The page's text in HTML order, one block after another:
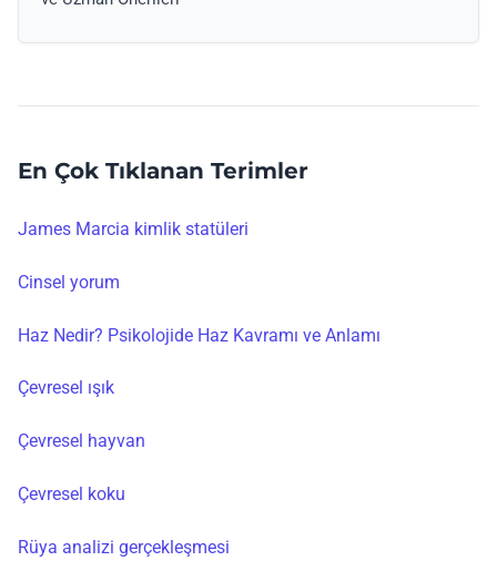
En Çok Tıklanan Terimler
James Marcia kimlik statüleri
Cinsel yorum
Haz Nedir? Psikolojide Haz Kavramı ve Anlamı
Çevresel ışık
Çevresel hayvan
Çevresel koku
Rüya analizi gerçekleşmesi